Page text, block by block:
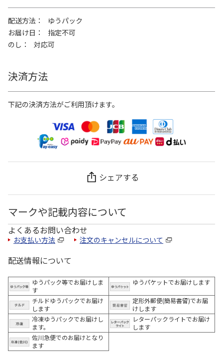
配送方法
ゆうパック
お届け日
指定不可
のし
対応可
決済方法
下記の決済方法がご利用頂けます。
シェアする
マークや記載内容について
よくあるお問い合わせ
お支払い方法 注文のキャンセルについて
配送情報について
ゆうパック等でお届けしま
す
ゆうパケットでお届けします
チルドゆうパックでお届け
します
定形外郵便(簡易書留)でお届
けします
冷凍ゆうパックでお届けし
ます。
レターパックライトでお届け
します
佐川急便でのお届けとなり
ます